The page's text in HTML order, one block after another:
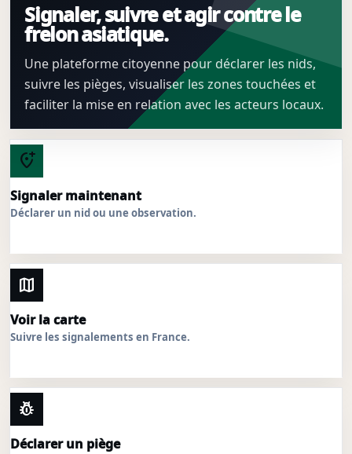
Signaler, suivre et agir contre le
frelon asiatique.
Une plateforme citoyenne pour déclarer les nids,
suivre les pièges, visualiser les zones touchées et
faciliter la mise en relation avec les acteurs locaux.
add_location_alt
Signaler maintenant
Déclarer un nid ou une observation.
map
Voir la carte
Suivre les signalements en France.
pest_control
Déclarer un piège